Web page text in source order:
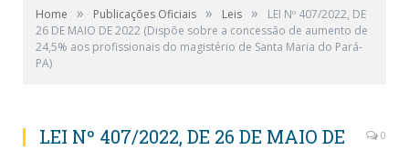
Home » Publicações Oficiais » Leis »
LEI Nº 407/2022, DE
26 DE MAIO DE 2022 (Dispõe sobre a concessão de aumento de
24,5% aos profissionais do magistério de Santa Maria do Pará-
PA)
LEI Nº 407/2022, DE 26 DE MAIO DE
0